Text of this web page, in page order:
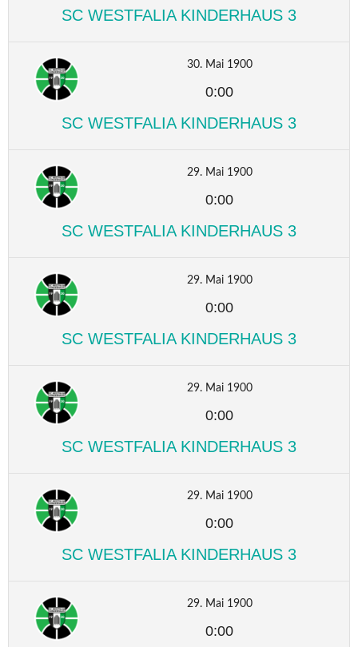
SC WESTFALIA KINDERHAUS 3
30. Mai 1900
0:00
SC WESTFALIA KINDERHAUS 3
29. Mai 1900
0:00
SC WESTFALIA KINDERHAUS 3
29. Mai 1900
0:00
SC WESTFALIA KINDERHAUS 3
29. Mai 1900
0:00
SC WESTFALIA KINDERHAUS 3
29. Mai 1900
0:00
SC WESTFALIA KINDERHAUS 3
29. Mai 1900
0:00